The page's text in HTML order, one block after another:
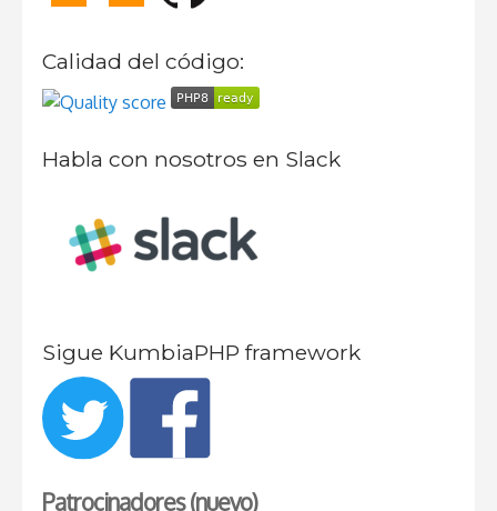
Calidad del código:
Habla con nosotros en Slack
Sigue KumbiaPHP framework
Patrocinadores (nuevo)